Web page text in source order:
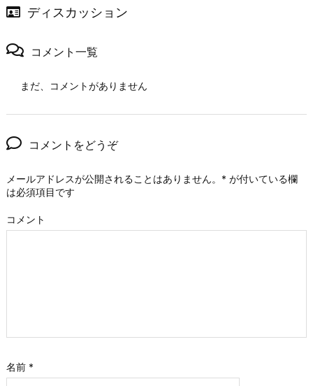
ディスカッション
コメント一覧
まだ、コメントがありません
コメントをどうぞ
メールアドレスが公開されることはありません。 * が付いている欄
は必須項目です
コメント
名前 *